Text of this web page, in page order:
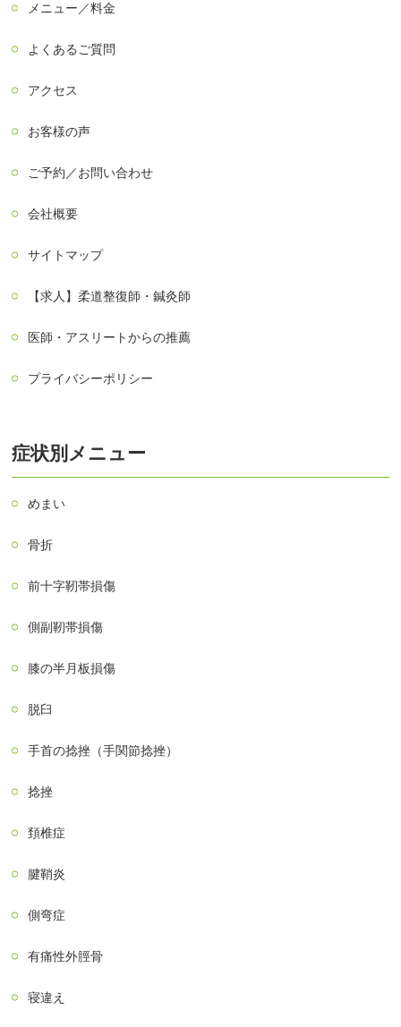
メニュー／料金
よくあるご質問
アクセス
お客様の声
ご予約／お問い合わせ
会社概要
サイトマップ
【求人】柔道整復師・鍼灸師
医師・アスリートからの推薦
プライバシーポリシー
症状別メニュー
めまい
骨折
前十字靭帯損傷
側副靭帯損傷
膝の半月板損傷
脱臼
手首の捻挫（手関節捻挫）
捻挫
頚椎症
腱鞘炎
側弯症
有痛性外脛骨
寝違え